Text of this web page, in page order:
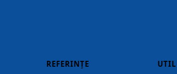
REFERINȚE UTIL